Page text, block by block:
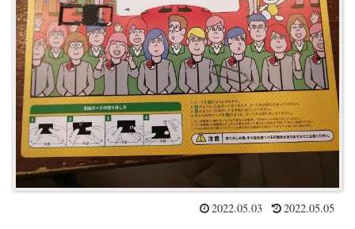
2022.05.03 2022.05.05